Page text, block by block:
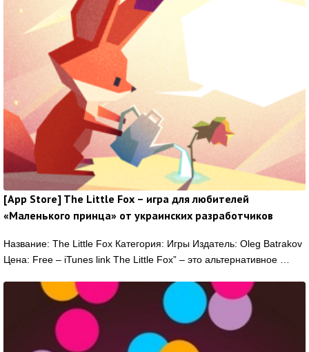
[App Store] The Little Fox – игра для любителей
«Маленького принца» от украинских разработчиков
Название: The Little Fox Категория: Игры Издатель: Oleg Batrakov
Цена: Free – iTunes link The Little Fox” – это альтернативное …